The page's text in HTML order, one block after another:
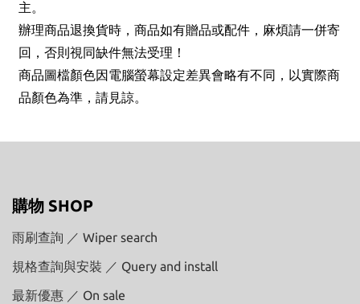
主。
辦理商品退換貨時，商品如有贈品或配件，麻煩請一併寄
回，否則視同缺件無法受理！
商品圖檔顏色因電腦螢幕設定差異會略有不同，以實際商
品顏色為準，請見諒。
購物 SHOP
雨刷查詢 ／ Wiper search
規格查詢與安裝 ／ Query and install
最新優惠 ／ On sale